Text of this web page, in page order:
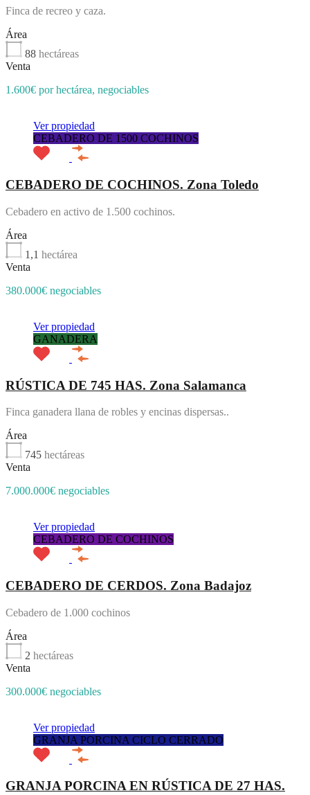
Finca de recreo y caza.
Área
88 hectáreas
Venta
1.600€ por hectárea, negociables
Ver propiedad
CEBADERO DE 1500 COCHINOS
CEBADERO DE COCHINOS. Zona Toledo
Cebadero en activo de 1.500 cochinos.
Área
1,1 hectárea
Venta
380.000€ negociables
Ver propiedad
GANADERA
RÚSTICA DE 745 HAS. Zona Salamanca
Finca ganadera llana de robles y encinas dispersas..
Área
745 hectáreas
Venta
7.000.000€ negociables
Ver propiedad
CEBADERO DE COCHINOS
CEBADERO DE CERDOS. Zona Badajoz
Cebadero de 1.000 cochinos
Área
2 hectáreas
Venta
300.000€ negociables
Ver propiedad
GRANJA PORCINA CICLO CERRADO
GRANJA PORCINA EN RÚSTICA DE 27 HAS.